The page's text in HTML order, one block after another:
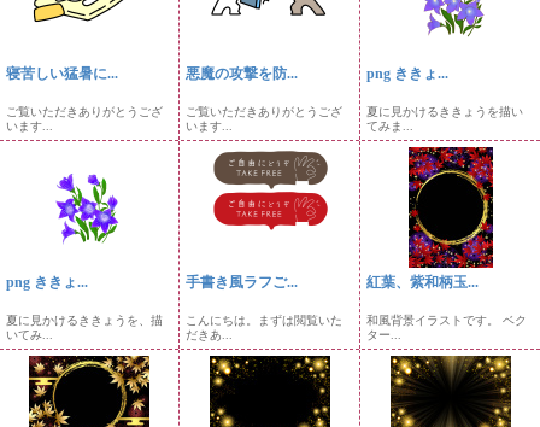
寝苦しい猛暑に...
ご覧いただきありがとうござ
います...
悪魔の攻撃を防...
ご覧いただきありがとうござ
います...
png ききょ...
夏に見かけるききょうを描い
てみま...
png ききょ...
夏に見かけるききょうを、描
いてみ...
手書き風ラフご...
こんにちは。まずは閲覧いた
だきあ...
紅葉、紫和柄玉...
和風背景イラストです。 ベク
ター...